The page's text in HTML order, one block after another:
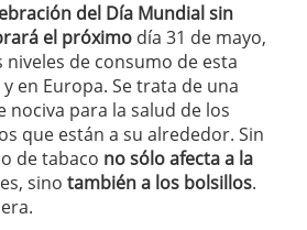
del Día Mundial sin
el próximo día 31 de mayo,
de consumo de esta
en Europa. Se trata de una
para la salud de los
que están a su alrededor. Sin
de tabaco no sólo afecta a la
sino también a los bolsillos.